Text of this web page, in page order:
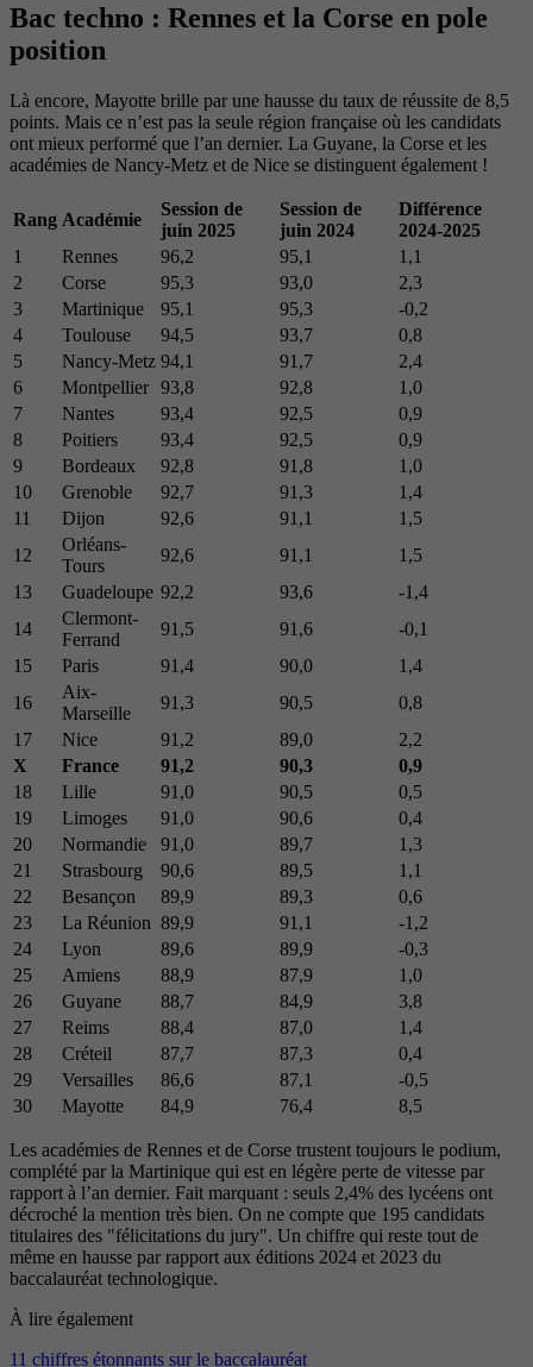
Bac techno : Rennes et la Corse en pole
position
Là encore, Mayotte brille par une hausse du taux de réussite de 8,5
points. Mais ce n’est pas la seule région française où les candidats
ont mieux performé que l’an dernier. La Guyane, la Corse et les
académies de Nancy-Metz et de Nice se distinguent également !
Rang Académie
Session de
juin 2025
Session de
juin 2024
Différence
2024-2025
1
Rennes 96,2 95,1
1,1
2
Corse 95,3 93,0
2,3
3
Martinique 95,1 95,3
-0,2
4
Toulouse 94,5 93,7
0,8
5
Nancy-Metz 94,1 91,7
2,4
6
Montpellier 93,8 92,8
1,0
7
Nantes 93,4 92,5
0,9
8
Poitiers 93,4 92,5
0,9
9
Bordeaux 92,8 91,8
1,0
10
Grenoble 92,7 91,3
1,4
11
Dijon 92,6 91,1
1,5
12
Orléans-
Tours
92,6 91,1
1,5
13
Guadeloupe 92,2 93,6
-1,4
14
Clermont-
Ferrand
91,5 91,6
-0,1
15
Paris 91,4 90,0
1,4
16
Aix-
Marseille
91,3 90,5
0,8
17
Nice 91,2 89,0
2,2
X
France 91,2 90,3
0,9
18
Lille 91,0 90,5
0,5
19
Limoges 91,0 90,6
0,4
20
Normandie 91,0 89,7
1,3
21
Strasbourg 90,6 89,5
1,1
22
Besançon 89,9 89,3
0,6
23
La Réunion 89,9 91,1
-1,2
24
Lyon 89,6 89,9
-0,3
25
Amiens 88,9 87,9
1,0
26
Guyane 88,7 84,9
3,8
27
Reims 88,4 87,0
1,4
28
Créteil 87,7 87,3
0,4
29
Versailles 86,6 87,1
-0,5
30
Mayotte 84,9 76,4 8,5
Les académies de Rennes et de Corse trustent toujours le podium,
complété par la Martinique qui est en légère perte de vitesse par
rapport à l’an dernier. Fait marquant : seuls 2,4% des lycéens ont
décroché la mention très bien. On ne compte que 195 candidats
titulaires des "félicitations du jury". Un chiffre qui reste tout de
même en hausse par rapport aux éditions 2024 et 2023 du
baccalauréat technologique.
À lire également
11 chiffres étonnants sur le baccalauréat